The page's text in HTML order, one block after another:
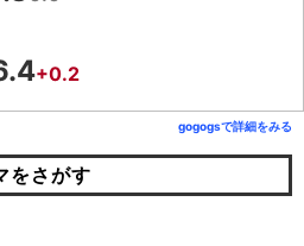
+0.2
gogogsで詳細をみる
をさがす